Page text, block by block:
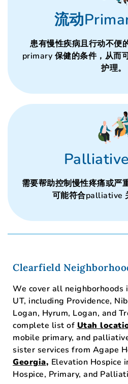
流动
患有慢性疾病且行动不便
primary 保健的条件，从而
护理。
需要帮助控制慢性疼痛或严
可能符合palliative
Clearfield
We cover all neighborhoods
UT, including Providence,
Logan, Hyrum, Logan, and
complete list of Utah
mobile primary, and
sister services from Agape
Georgia, Elevation Hospice
Hospice, Primary, and